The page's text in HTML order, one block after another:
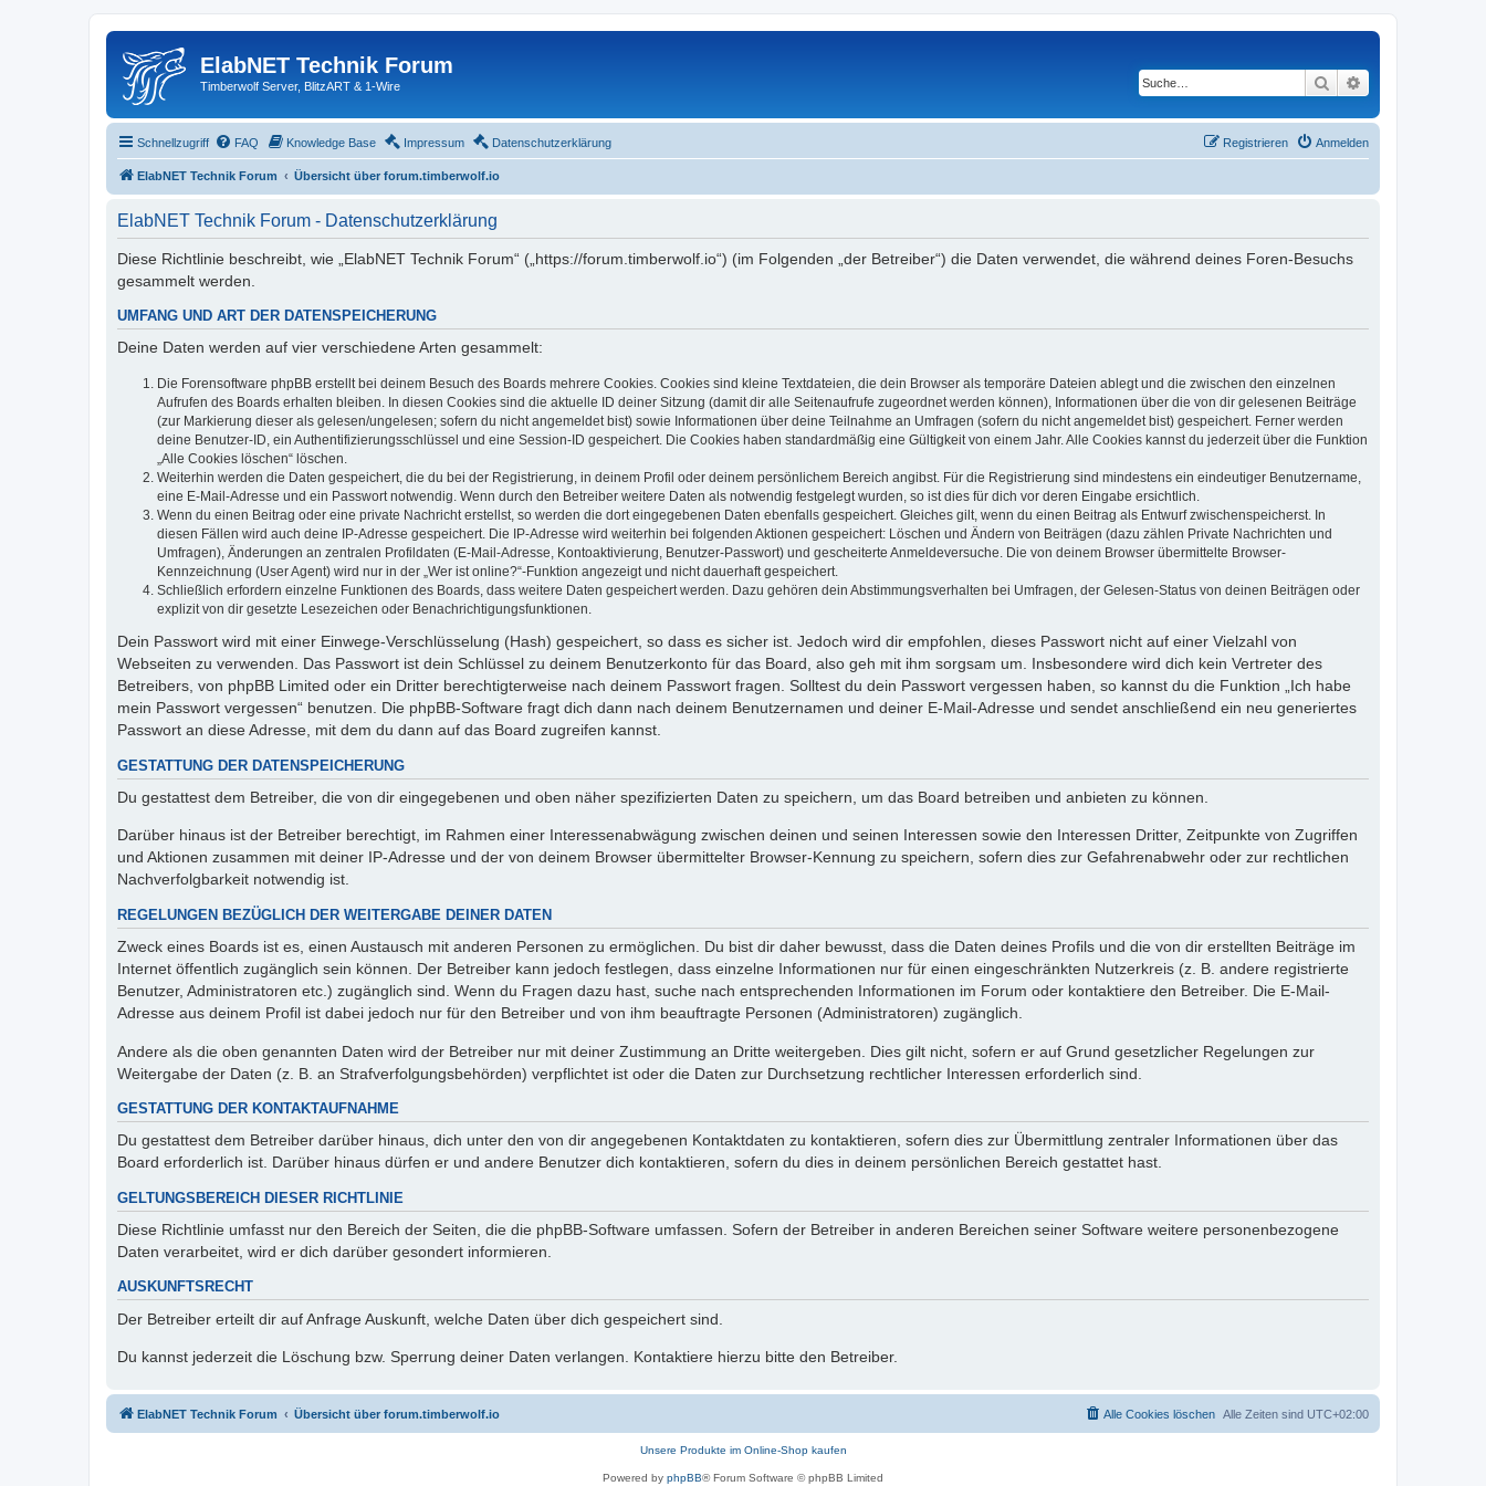
ElabNET Technik Forum
Timberwolf Server, BlitzART & 1-Wire Suche
Schnellzugriff FAQ Knowledge Base Impressum Datenschutzerklärung Anmelden
Registrieren
ElabNET Technik Forum Übersicht über forum.timberwolf.io
ElabNET Technik Forum - Datenschutzerklärung
Diese Richtlinie beschreibt, wie „ElabNET Technik Forum“ („https://forum.timberwolf.io“) (im Folgenden „der Betreiber“) die Daten verwendet, die während deines Foren-Besuchs
gesammelt werden.
UMFANG UND ART DER DATENSPEICHERUNG
Deine Daten werden auf vier verschiedene Arten gesammelt:
Die Forensoftware phpBB erstellt bei deinem Besuch des Boards mehrere Cookies. Cookies sind kleine Textdateien, die dein Browser als temporäre Dateien ablegt und die zwischen den einzelnen
Aufrufen des Boards erhalten bleiben. In diesen Cookies sind die aktuelle ID deiner Sitzung (damit dir alle Seitenaufrufe zugeordnet werden können), Informationen über die von dir gelesenen Beiträge
(zur Markierung dieser als gelesen/ungelesen; sofern du nicht angemeldet bist) sowie Informationen über deine Teilnahme an Umfragen (sofern du nicht angemeldet bist) gespeichert. Ferner werden
deine Benutzer-ID, ein Authentifizierungsschlüssel und eine Session-ID gespeichert. Die Cookies haben standardmäßig eine Gültigkeit von einem Jahr. Alle Cookies kannst du jederzeit über die Funktion
„Alle Cookies löschen“ löschen.
Weiterhin werden die Daten gespeichert, die du bei der Registrierung, in deinem Profil oder deinem persönlichem Bereich angibst. Für die Registrierung sind mindestens ein eindeutiger Benutzername,
eine E-Mail-Adresse und ein Passwort notwendig. Wenn durch den Betreiber weitere Daten als notwendig festgelegt wurden, so ist dies für dich vor deren Eingabe ersichtlich.
Wenn du einen Beitrag oder eine private Nachricht erstellst, so werden die dort eingegebenen Daten ebenfalls gespeichert. Gleiches gilt, wenn du einen Beitrag als Entwurf zwischenspeicherst. In
diesen Fällen wird auch deine IP-Adresse gespeichert. Die IP-Adresse wird weiterhin bei folgenden Aktionen gespeichert: Löschen und Ändern von Beiträgen (dazu zählen Private Nachrichten und
Umfragen), Änderungen an zentralen Profildaten (E-Mail-Adresse, Kontoaktivierung, Benutzer-Passwort) und gescheiterte Anmeldeversuche. Die von deinem Browser übermittelte Browser-
Kennzeichnung (User Agent) wird nur in der „Wer ist online?“-Funktion angezeigt und nicht dauerhaft gespeichert.
Schließlich erfordern einzelne Funktionen des Boards, dass weitere Daten gespeichert werden. Dazu gehören dein Abstimmungsverhalten bei Umfragen, der Gelesen-Status von deinen Beiträgen oder
explizit von dir gesetzte Lesezeichen oder Benachrichtigungsfunktionen.
Dein Passwort wird mit einer Einwege-Verschlüsselung (Hash) gespeichert, so dass es sicher ist. Jedoch wird dir empfohlen, dieses Passwort nicht auf einer Vielzahl von
Webseiten zu verwenden. Das Passwort ist dein Schlüssel zu deinem Benutzerkonto für das Board, also geh mit ihm sorgsam um. Insbesondere wird dich kein Vertreter des
Betreibers, von phpBB Limited oder ein Dritter berechtigterweise nach deinem Passwort fragen. Solltest du dein Passwort vergessen haben, so kannst du die Funktion „Ich habe
mein Passwort vergessen“ benutzen. Die phpBB-Software fragt dich dann nach deinem Benutzernamen und deiner E-Mail-Adresse und sendet anschließend ein neu generiertes
Passwort an diese Adresse, mit dem du dann auf das Board zugreifen kannst.
GESTATTUNG DER DATENSPEICHERUNG
Du gestattest dem Betreiber, die von dir eingegebenen und oben näher spezifizierten Daten zu speichern, um das Board betreiben und anbieten zu können.
Darüber hinaus ist der Betreiber berechtigt, im Rahmen einer Interessenabwägung zwischen deinen und seinen Interessen sowie den Interessen Dritter, Zeitpunkte von Zugriffen
und Aktionen zusammen mit deiner IP-Adresse und der von deinem Browser übermittelter Browser-Kennung zu speichern, sofern dies zur Gefahrenabwehr oder zur rechtlichen
Nachverfolgbarkeit notwendig ist.
REGELUNGEN BEZÜGLICH DER WEITERGABE DEINER DATEN
Zweck eines Boards ist es, einen Austausch mit anderen Personen zu ermöglichen. Du bist dir daher bewusst, dass die Daten deines Profils und die von dir erstellten Beiträge im
Internet öffentlich zugänglich sein können. Der Betreiber kann jedoch festlegen, dass einzelne Informationen nur für einen eingeschränkten Nutzerkreis (z. B. andere registrierte
Benutzer, Administratoren etc.) zugänglich sind. Wenn du Fragen dazu hast, suche nach entsprechenden Informationen im Forum oder kontaktiere den Betreiber. Die E-Mail-
Adresse aus deinem Profil ist dabei jedoch nur für den Betreiber und von ihm beauftragte Personen (Administratoren) zugänglich.
Andere als die oben genannten Daten wird der Betreiber nur mit deiner Zustimmung an Dritte weitergeben. Dies gilt nicht, sofern er auf Grund gesetzlicher Regelungen zur
Weitergabe der Daten (z. B. an Strafverfolgungsbehörden) verpflichtet ist oder die Daten zur Durchsetzung rechtlicher Interessen erforderlich sind.
GESTATTUNG DER KONTAKTAUFNAHME
Du gestattest dem Betreiber darüber hinaus, dich unter den von dir angegebenen Kontaktdaten zu kontaktieren, sofern dies zur Übermittlung zentraler Informationen über das
Board erforderlich ist. Darüber hinaus dürfen er und andere Benutzer dich kontaktieren, sofern du dies in deinem persönlichen Bereich gestattet hast.
GELTUNGSBEREICH DIESER RICHTLINIE
Diese Richtlinie umfasst nur den Bereich der Seiten, die die phpBB-Software umfassen. Sofern der Betreiber in anderen Bereichen seiner Software weitere personenbezogene
Daten verarbeitet, wird er dich darüber gesondert informieren.
AUSKUNFTSRECHT
Der Betreiber erteilt dir auf Anfrage Auskunft, welche Daten über dich gespeichert sind.
Du kannst jederzeit die Löschung bzw. Sperrung deiner Daten verlangen. Kontaktiere hierzu bitte den Betreiber.
ElabNET Technik Forum Übersicht über forum.timberwolf.io Alle Zeiten sind UTC+02:00
Alle Cookies löschen
Unsere Produkte im Online-Shop kaufen
Powered by phpBB® Forum Software © phpBB Limited